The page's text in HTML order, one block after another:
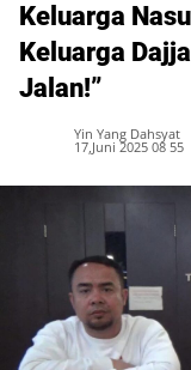
Keluarga
Keluarga
Jalan!”
Yin Yang Dahsyat
17,Juni 2025 08 55